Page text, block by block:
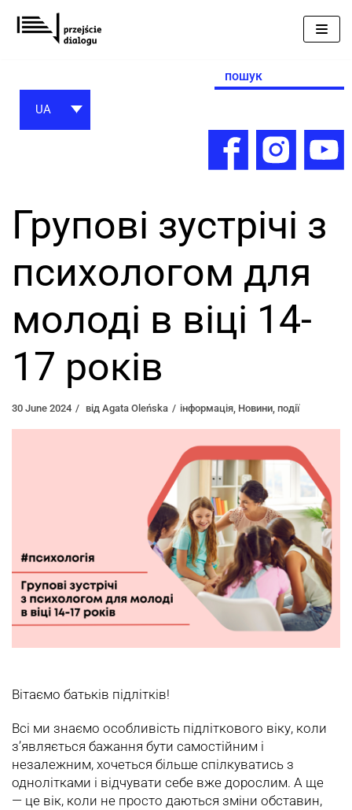
Перейти
до
Search
for:
UA
Групові зустрічі з
психологом для
молоді в віці 14-
17 років
30 June 2024 від Agata Oleńska інформація Новини події
Вітаємо батьків підлітків!
Всі ми знаємо особливість підліткового віку, коли
з’являється бажання бути самостійним і
незалежним, хочеться більше спілкуватись з
однолітками і відчувати себе вже дорослим. А ще
— це вік, коли не просто даються зміни обставин,